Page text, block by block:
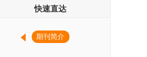
快速直达
期刊简介